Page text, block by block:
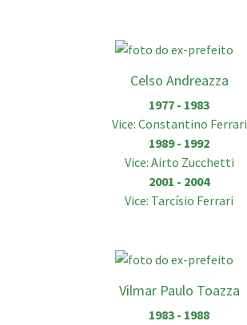
Celso Andreazza
1977 - 1983
Vice: Constantino Ferrari
1989 - 1992
Vice: Airto Zucchetti
2001 - 2004
Vice: Tarcísio Ferrari
Vilmar Paulo Toazza
1983 - 1988